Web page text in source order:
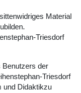
Material
Triesdorf
Benutzers der
Triesdorf
und Didaktikzu